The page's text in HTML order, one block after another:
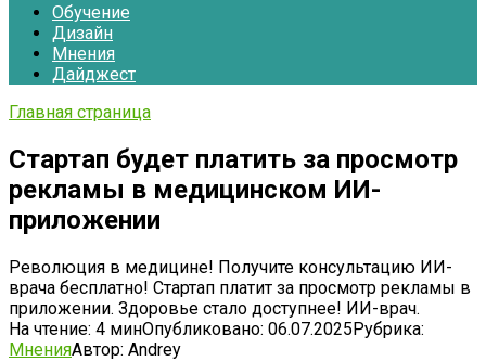
Обучение
Дизайн
Мнения
Дайджест
Главная страница
Стартап будет платить за просмотр
рекламы в медицинском ИИ-
приложении
Революция в медицине! Получите консультацию ИИ-
врача бесплатно! Стартап платит за просмотр рекламы в
приложении. Здоровье стало доступнее! ИИ-врач.
На чтение: 4 минОпубликовано: 06.07.2025Рубрика:
МненияАвтор: Andrey